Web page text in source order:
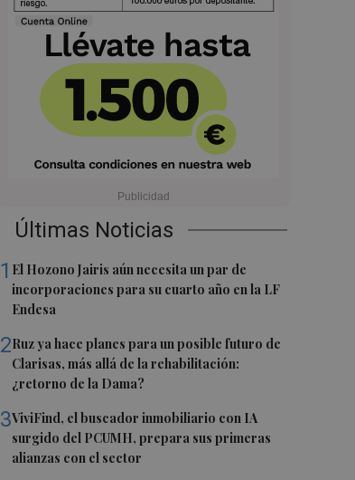
Últimas Noticias
1 El Hozono Jairis aún necesita un par de
incorporaciones para su cuarto año en la LF
Endesa
2Ruz ya hace planes para un posible futuro de
Clarisas, más allá de la rehabilitación:
¿retorno de la Dama?
3ViviFind, el buscador inmobiliario con IA
surgido del PCUMH, prepara sus primeras
alianzas con el sector